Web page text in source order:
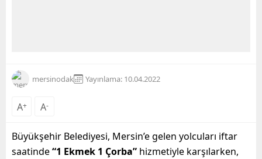
mersinodak Yayınlama: 10.04.2022
A+ A-
Büyükşehir Belediyesi, Mersin’e gelen yolcuları iftar
saatinde“1 Ekmek 1 Çorba” hizmetiyle karşılarken,